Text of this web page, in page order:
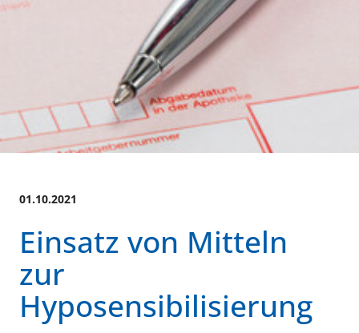
01.10.2021
Einsatz von Mitteln
zur
Hyposensibilisierung